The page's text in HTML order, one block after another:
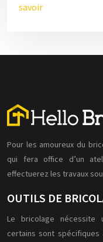
savoir
Pour les amoureux du
qui fera office d’un
effectuerez les travaux
OUTILS DE
Le bricolage nécessite
certains sont